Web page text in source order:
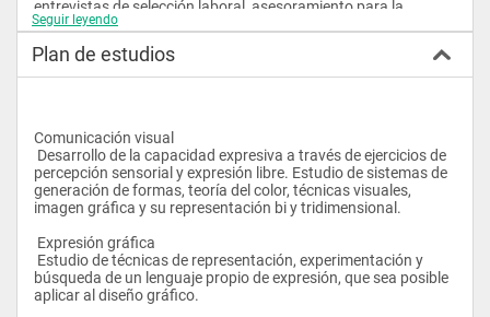
entrevistas de selección laboral, asesoramiento para la
creación de empresas e inclusión de información sobre los
selección de personal de Uruguay.
La Coordnación de Graduados mantiene contacto
organizaciones internacionales de nuestro medio. Numerosas
empresas y organizaciones recurren a esta oficina para
proveer vacantes específicas y en algunos casos entrevistan a
alumnos avanzados en la propia facultad.
Acuerdos y reconocimientos
Mundial -la mayor red educativa no gubernamental en el
mundo-, otorga diplomas respaldados en más de 50 países
Seguir leyendo
Plan de estudios
Comunicación visual
percepción sensorial y expresión libre. Estudio de sistemas de
generación de formas, teoría del color, técnicas visuales,
imagen gráfica y su representación bi y tridimensional.
Expresión gráfica
búsqueda de un lenguaje propio de expresión, que sea posible
aplicar al diseño gráfico.